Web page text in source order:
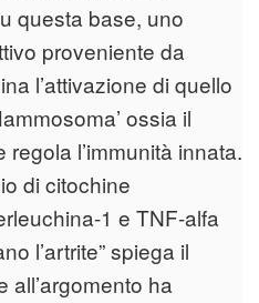
questa base, uno
proveniente da
l’attivazione di quello
ossia il
l’immunità innata.
di citochine
1 e TNF-alfa
l’artrite” spiega il
all’argomento ha